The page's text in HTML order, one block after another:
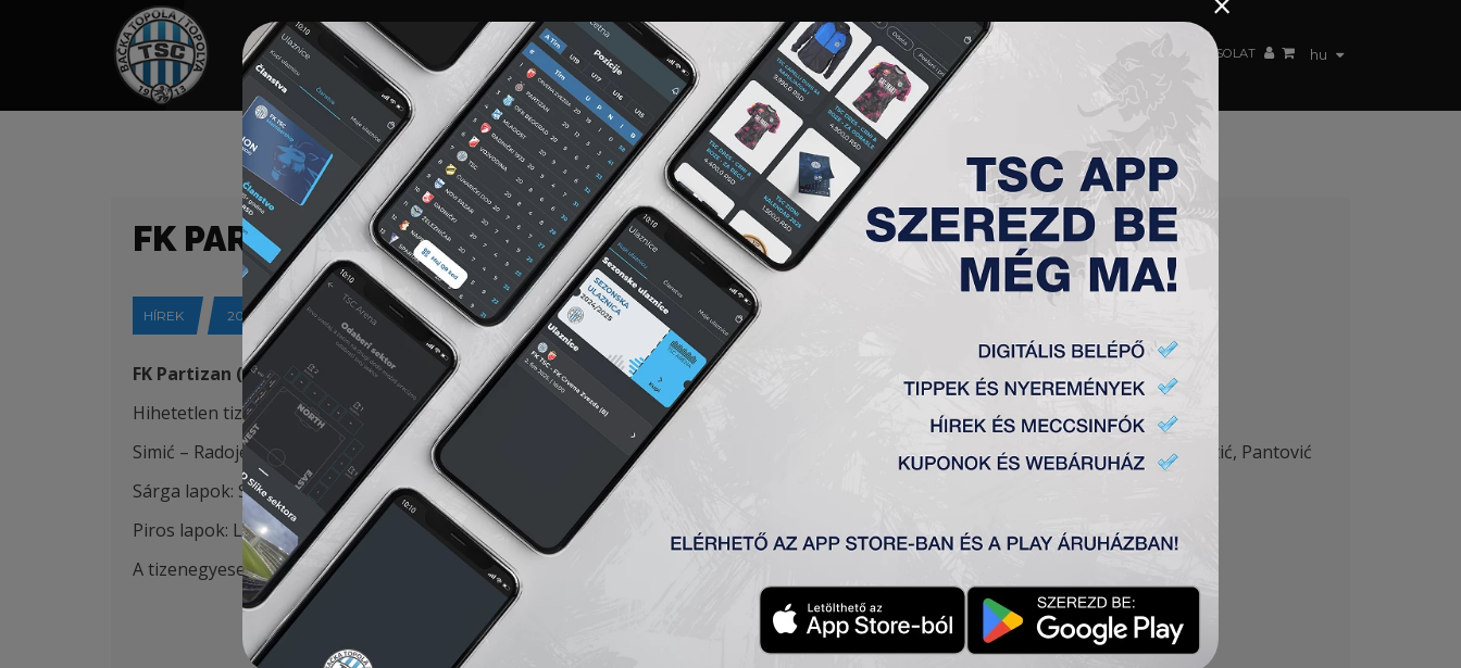
hu
HOME TÁMOGATÓK NEWS GALÉRIA „A” CSAPAT TAGSÁG JEGYEK AKKREDITÁCIÓ KLUB AKADÉMIA NŐI CSAPAT KAPCSOLAT
FK PARTIZAN (B) – FK TSC 0:0 (PEN. 9:10)
HÍREK 2025-04-03
FK Partizan (Belgrád) – FK TSC 0:0 (tizenegyesekkel 9:10)
Hihetetlen tizenegyespárbaj és dráma után a Szerb Kupa elődöntőjébe jutottunk! Szép volt, fiúk!
Simić – Radojević, Capan, Degenek (K), St. Jovanović – Radin, Vulić (Mboungou 57′), Stanić (Stančić 83′) – Savić (Milosavljević 80′), Lazetić, Pantović
Sárga lapok: St. Jovanović 8′, Vulić 32′, Radin 74′, Degenek 90′
Piros lapok: Lazetić, Radojević a mérkőzés után
A tizenegyesek értékesítői: Degenek, Mboungou, Pantović, Lazetić, St. Jovanović, Radojević, Capan, Stančić, Simić, Mboungou